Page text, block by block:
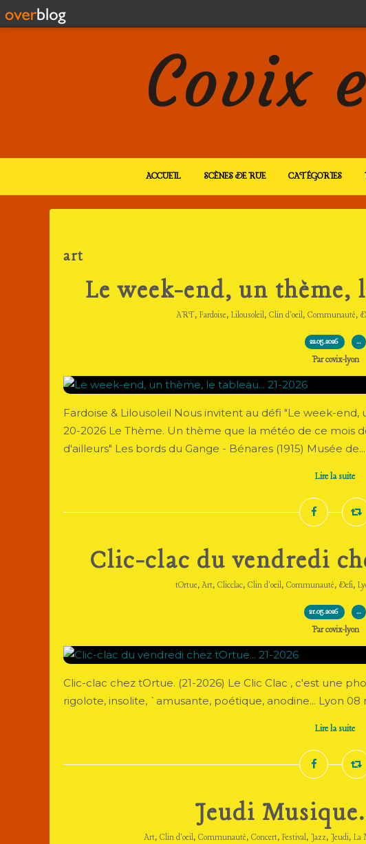
Covix
ACCUEIL SCÈNES DE RUE CATÉGORIES
art
Le week-end, un thème,
ART, Fardoise, Lilousoleil, Clin d'oeil, Communauté,
22.05.2026 …
Par covix-lyon
Fardoise & Lilousoleil Nous invitent au défi "Le week-
20-2026 Le Thème. Un thème que la météo de ce mois
d'ailleurs" Les bords du Gange - Bénares (1915) Musée de...
Lire la suite
Clic-clac du vendredi
tOrtue,Art, Clicclac, Clin d'oeil, Communauté, Defi,
21.05.2026 …
Par covix-lyon
Clic-clac chez tOrtue. (21-2026) Le Clic Clac , c'est une
rigolote, insolite, `amusante, poétique, anodine... Lyon 08
Lire la suite
Jeudi
Art, Clin d'oeil, Communauté, Concert, Festival, Jazz, Jeudi, La